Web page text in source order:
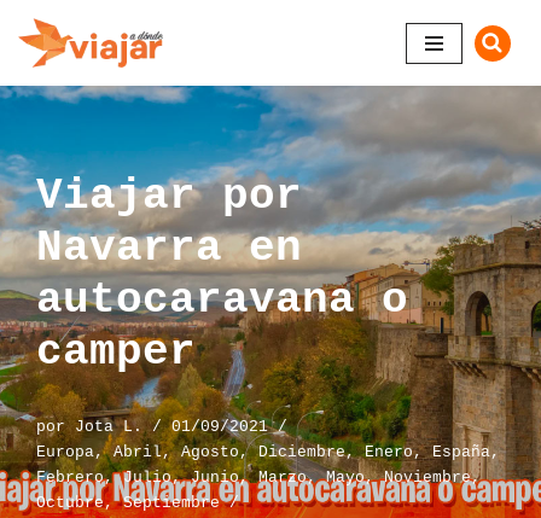
Saltar
al
Viajar por
Navarra en
autocaravana o
camper
por Jota L.
01/09/2021
Europa,Abril,Agosto,Diciembre,Enero,España,
Febrero,Julio,Junio,Marzo,Mayo,Noviembre,
Octubre,Septiembre